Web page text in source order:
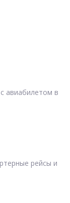
авиабилетом в
рейсы и